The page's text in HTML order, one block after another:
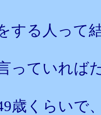
する人って
っていれば
歳くらいで